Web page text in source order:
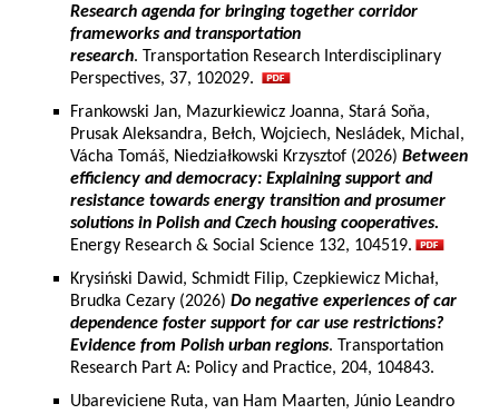
Research agenda for bringing together corridor
frameworks and transportation
research. Transportation Research Interdisciplinary
Perspectives, 37, 102029.
Frankowski Jan, Mazurkiewicz Joanna, Stará Soňa,
Prusak Aleksandra, Bełch, Wojciech, Nesládek, Michal,
Vácha Tomáš, Niedziałkowski Krzysztof (2026) Between
efficiency and democracy: Explaining support and
resistance towards energy transition and prosumer
solutions in Polish and Czech housing cooperatives.
Energy Research & Social Science 132, 104519.
Krysiński Dawid, Schmidt Filip, Czepkiewicz Michał,
Brudka Cezary (2026) Do negative experiences of car
dependence foster support for car use restrictions?
Evidence from Polish urban regions. Transportation
Research Part A: Policy and Practice, 204, 104843.
Ubareviciene Ruta, van Ham Maarten, Júnio Leandro